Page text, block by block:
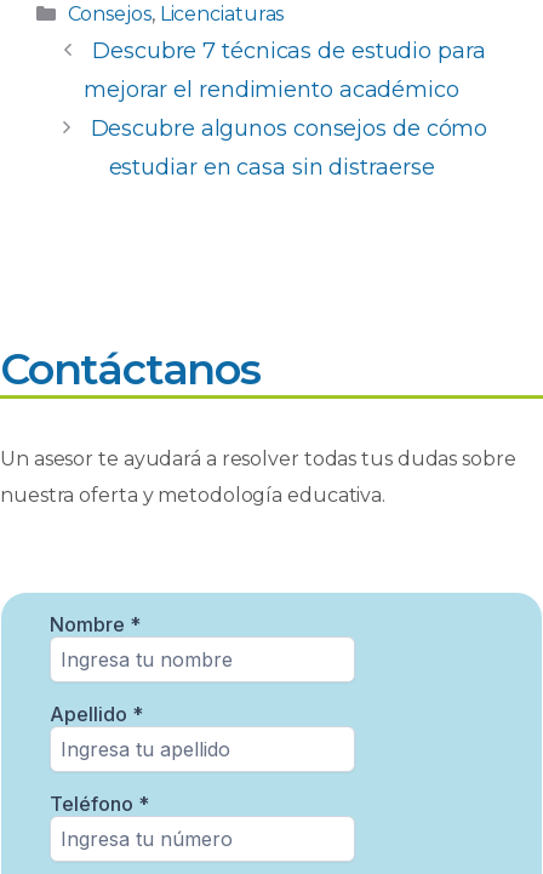
c
e
b
o
a
ts
A
p
p
k
e
dI
n
m
p
ar
ti
r
Categorías
Consejos, Licenciaturas
Descubre 7 técnicas de estudio para
mejorar el rendimiento académico
Descubre algunos consejos de cómo
estudiar en casa sin distraerse
Contáctanos
Un asesor te ayudará a resolver todas tus dudas sobre
nuestra oferta y metodología educativa.